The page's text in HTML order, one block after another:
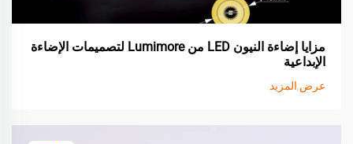
مزايا إضاءة النيون LED من Lumimore لتصميمات الإضاءة
الإبداعية
عرض المزيد